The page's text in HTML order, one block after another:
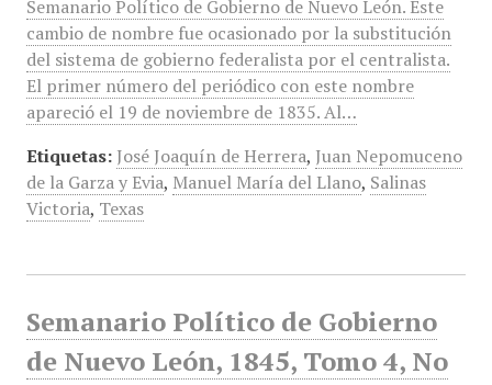
Semanario Político de Gobierno de Nuevo León. Este
cambio de nombre fue ocasionado por la substitución
del sistema de gobierno federalista por el centralista.
El primer número del periódico con este nombre
apareció el 19 de noviembre de 1835. Al…
Etiquetas: José Joaquín de Herrera, Juan Nepomuceno
de la Garza y Evia, Manuel María del Llano, Salinas
Victoria, Texas
Semanario Político de Gobierno
de Nuevo León, 1845, Tomo 4, No